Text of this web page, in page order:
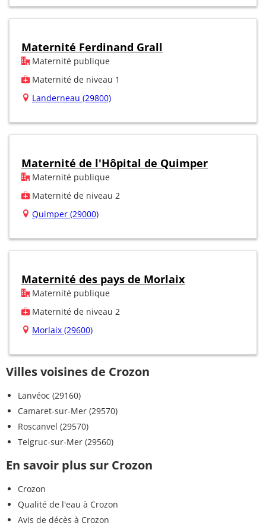
Maternité Ferdinand Grall
Maternité publique
Maternité de niveau 1
Landerneau (29800)
Maternité de l'Hôpital de Quimper
Maternité publique
Maternité de niveau 2
Quimper (29000)
Maternité des pays de Morlaix
Maternité publique
Maternité de niveau 2
Morlaix (29600)
Villes voisines de Crozon
Lanvéoc (29160)
Camaret-sur-Mer (29570)
Roscanvel (29570)
Telgruc-sur-Mer (29560)
En savoir plus sur Crozon
Crozon
Qualité de l'eau à Crozon
Avis de décès à Crozon